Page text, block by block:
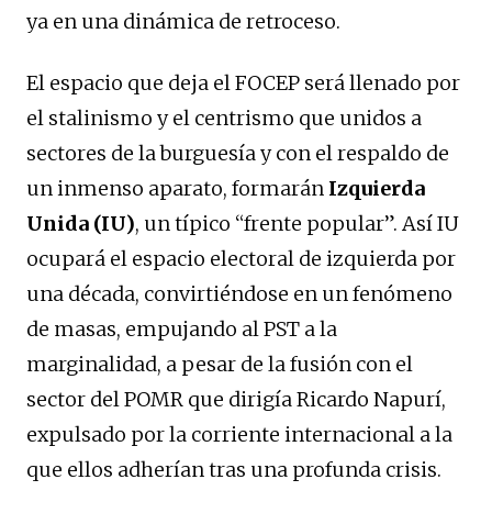
ya en una dinámica de retroceso.
El espacio que deja el FOCEP será llenado por
el stalinismo y el centrismo que unidos a
sectores de la burguesía y con el respaldo de
un inmenso aparato, formarán Izquierda
Unida (IU), un típico “frente popular”. Así IU
ocupará el espacio electoral de izquierda por
una década, convirtiéndose en un fenómeno
de masas, empujando al PST a la
marginalidad, a pesar de la fusión con el
sector del POMR que dirigía Ricardo Napurí,
expulsado por la corriente internacional a la
que ellos adherían tras una profunda crisis.